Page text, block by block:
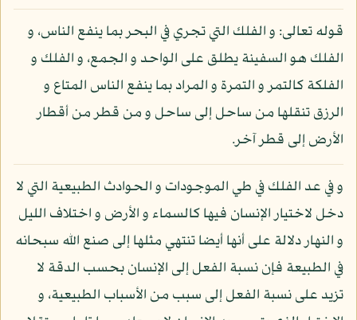
قوله تعالى: و الفلك التي تجري في البحر بما ينفع الناس، و
الفلك هو السفينة يطلق على الواحد و الجمع، و الفلك و
الفلكة كالتمر و التمرة و المراد بما ينفع الناس المتاع و
الرزق تنقلها من ساحل إلى ساحل و من قطر من أقطار
الأرض إلى قطر آخر.
و في عد الفلك في طي الموجودات و الحوادث الطبيعية التي لا
دخل لاختيار الإنسان فيها كالسماء و الأرض و اختلاف الليل
و النهار دلالة على أنها أيضا تنتهي مثلها إلى صنع الله سبحانه
في الطبيعة فإن نسبة الفعل إلى الإنسان بحسب الدقة لا
تزيد على نسبة الفعل إلى سبب من الأسباب الطبيعية، و